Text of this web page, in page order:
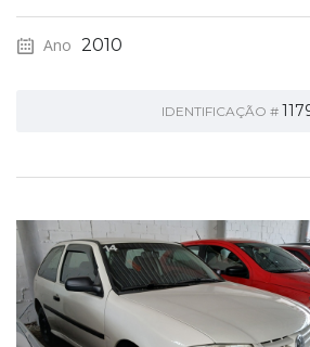
Ano 2010
IDENTIFICAÇÃO #